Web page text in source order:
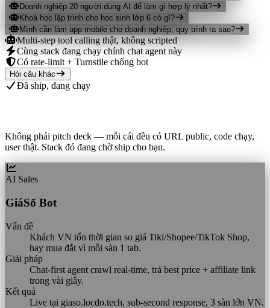
Doanh nghiệp 20 người dùng AI để làm gì hợp lý nhất?
Khoá học lập trình cho học sinh lớp 6 có gì?
Mình cần làm app mobile cho doanh nghiệp, quy trình ra sao?
Multi-step tool calling thật, không scripted
Cùng stack đang chạy chính chat agent này
Có rate-limit + Turnstile chống bot
Hỏi câu khác
Đã ship, đang chạy
Không phải pitch deck — mỗi cái đều có URL public, code chạy,
user thật. Stack đó đang chờ ship cho bạn.
AI Sales
GiáSố Bot
Vấn đề
Khách VN tốn thời gian so giá Tiki/Shopee/TikTok Shop,
hay mua đắt vì mỗi sàn 1 tab.
Giải pháp
Chat-first agent crawl real-time, trả best price + affiliate link
trong vài giây.
Kết quả
Live tại giaso.locdo.tech, sub-second response, 3 sàn lớn VN.